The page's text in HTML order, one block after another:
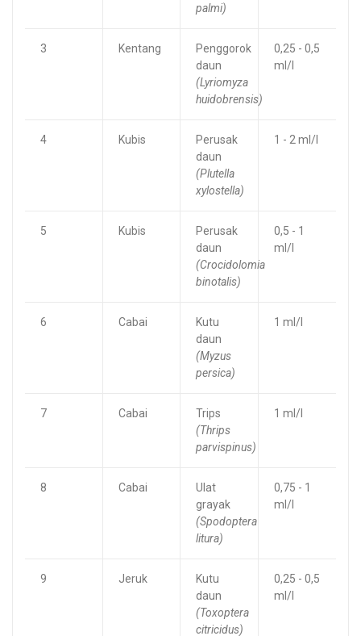
palmi)
3 Kentang
Penggorok
daun
(Lyriomyza
huidobrensis)
0,25 - 0,5
ml/l
4 Kubis
Perusak
daun
(Plutella
xylostella)
1 - 2 ml/l
5 Kubis
Perusak
daun
(Crocidolomia
binotalis)
0,5 - 1
ml/l
6 Cabai
Kutu
daun
(Myzus
persica)
1 ml/l
7 Cabai
Trips
(Thrips
parvispinus)
1 ml/l
8 Cabai
Ulat
grayak
(Spodoptera
litura)
0,75 - 1
ml/l
9 Jeruk
Kutu
daun
(Toxoptera
citricidus)
0,25 - 0,5
ml/l